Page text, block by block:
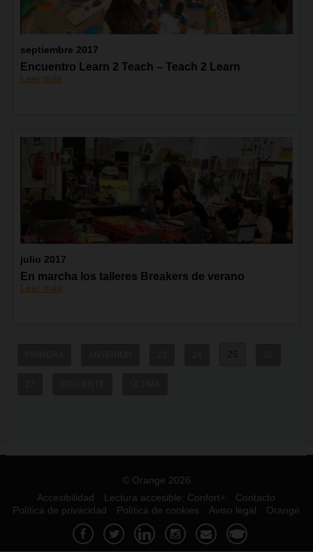
septiembre 2017
Encuentro Learn 2 Teach – Teach 2 Learn
Leer más
julio 2017
En marcha los talleres Breakers de verano
Leer más
© Orange 2026
Accesibilidad
Lectura accesible: Confort+
Contacto
Política de privacidad
Política de cookies Aviso legal Orange